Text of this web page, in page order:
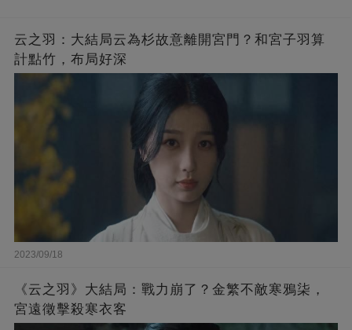
云之羽：大結局云為杉故意離開宮門？和宮子羽算
計點竹，布局好深
2023/09/18
《云之羽》大結局：戰力崩了？金繁不敵寒鴉柒，
宮遠徵擊殺寒衣客